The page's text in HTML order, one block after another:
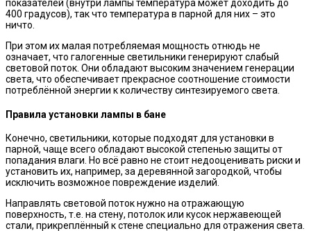
показателей (внутри лампы температура может доходить до
400 градусов), так что температура в парной для них – это
ничто.
При этом их малая потребляемая мощность отнюдь не
означает, что галогенные светильники генерируют слабый
световой поток. Они обладают высоким значением генерации
света, что обеспечивает прекрасное соотношение стоимости
потреблённой энергии к количеству синтезируемого света.
Правила установки лампы в бане
Конечно, светильники, которые подходят для установки в
парной, чаще всего обладают высокой степенью защиты от
попадания влаги. Но всё равно не стоит недооценивать риски и
установить их, например, за деревянной загородкой, чтобы
исключить возможное повреждение изделий.
Направлять световой поток нужно на отражающую
поверхность, т.е. на стену, потолок или кусок нержавеющей
стали, прикреплённый к стене специально для отражения света.